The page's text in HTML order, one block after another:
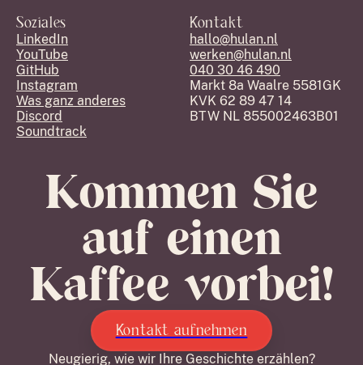
Soziales
LinkedIn
YouTube
GitHub
Instagram
Was ganz anderes
Discord
Soundtrack
Kontakt
hallo@hulan.nl
werken@hulan.nl
040 30 46 490
Markt 8a Waalre 5581GK
KVK 62 89 47 14
BTW NL 855002463B01
Kommen Sie
auf einen
Kaffee vorbei!
Kontakt aufnehmen
Neugierig, wie wir Ihre Geschichte erzählen?